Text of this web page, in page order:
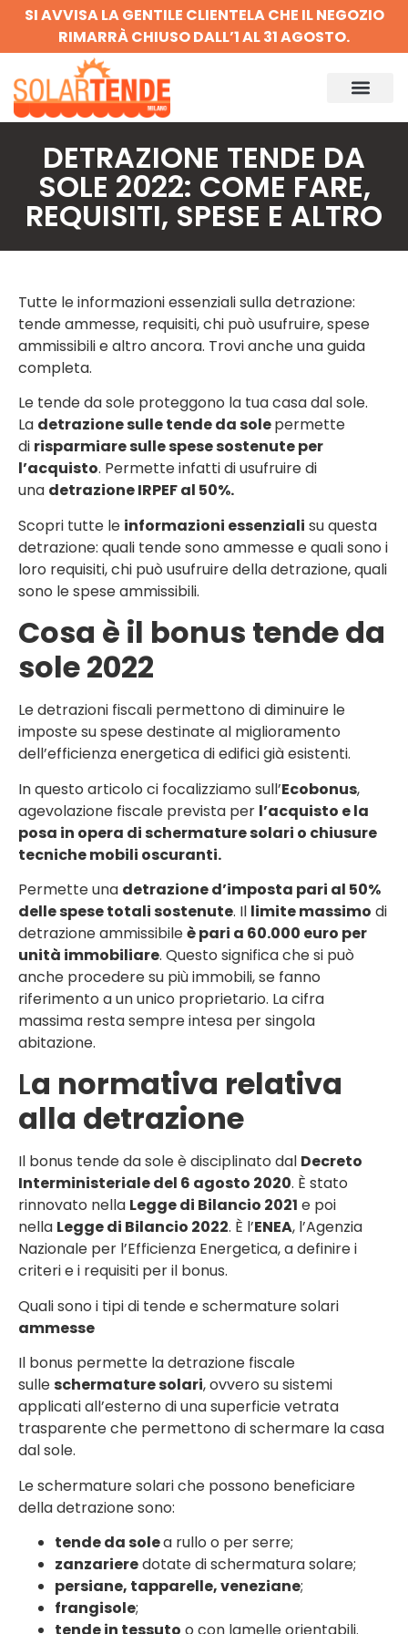
SI AVVISA LA GENTILE CLIENTELA CHE IL NEGOZIO
RIMARRÀ CHIUSO DALL’1 AL 31 AGOSTO.
DETRAZIONE TENDE DA
SOLE 2022: COME FARE,
REQUISITI, SPESE E ALTRO
Tutte le informazioni essenziali sulla detrazione:
tende ammesse, requisiti, chi può usufruire, spese
ammissibili e altro ancora. Trovi anche una guida
completa.
Le tende da sole proteggono la tua casa dal sole.
La detrazione sulle tende da solepermette
di risparmiare sulle spese sostenute per
l’acquisto. Permette infatti di usufruire di
una detrazione IRPEF al 50%.
Scopri tutte le informazioni essenziali su questa
detrazione: quali tende sono ammesse e quali sono i
loro requisiti, chi può usufruire della detrazione, quali
sono le spese ammissibili.
Cosa è il bonus tende da
sole 2022
Le detrazioni fiscali permettono di diminuire le
imposte su spese destinate al miglioramento
dell’efficienza energetica di edifici già esistenti.
In questo articolo ci focalizziamo sull’Ecobonus,
agevolazione fiscale prevista per l’acquisto e la
posa in opera di schermature solari o chiusure
tecniche mobili oscuranti.
Permette una detrazione d’imposta pari al 50%
delle spese totali sostenute. Il limite massimo di
detrazione ammissibileè pari a 60.000 euro per
unità immobiliare. Questo significa che si può
anche procedere su più immobili, se fanno
riferimento a un unico proprietario. La cifra
massima resta sempre intesa per singola
abitazione.
La normativa relativa
alla detrazione
Il bonus tende da sole è disciplinato dal Decreto
Interministeriale del 6 agosto 2020. È stato
rinnovato nella Legge di Bilancio 2021 e poi
nella Legge di Bilancio 2022. È l’ENEA, l’Agenzia
Nazionale per l’Efficienza Energetica, a definire i
criteri e i requisiti per il bonus.
Quali sono i tipi di tende e schermature solari
ammesse
Il bonus permette la detrazione fiscale
sulleschermature solari, ovvero su sistemi
applicati all’esterno di una superficie vetrata
trasparente che permettono di schermare la casa
dal sole.
Le schermature solari che possono beneficiare
della detrazione sono:
tende da solea rullo o per serre;
zanzarieredotate di schermatura solare;
persiane, tapparelle, veneziane;
frangisole;